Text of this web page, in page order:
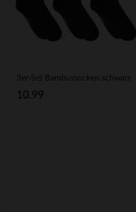
3er-Set Bambussocken schwarz
10.99